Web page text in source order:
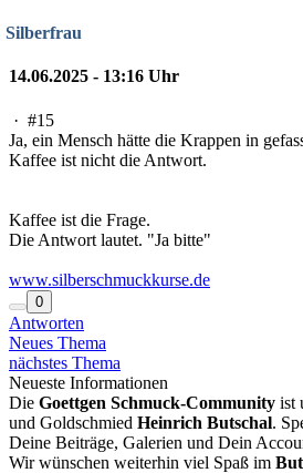
Silberfrau
14.06.2025 - 13:16 Uhr
· #15
Ja, ein Mensch hätte die Krappen in
Kaffee ist nicht die Antwort.
Kaffee ist die Frage.
Die Antwort lautet. "Ja bitte"
www.silberschmuckkurse.de
0
Antworten
Neues Thema
nächstes Thema
Neueste Informationen
Die Goettgen Schmuck-Community ist
und Goldschmied Heinrich Butschal.
Deine Beiträge, Galerien und Dein
Wir wünschen weiterhin viel Spaß im